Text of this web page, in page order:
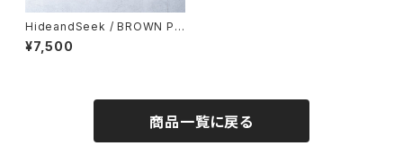
HideandSeek / BROWN PA
NTS (used)
¥7,500
商品一覧に戻る